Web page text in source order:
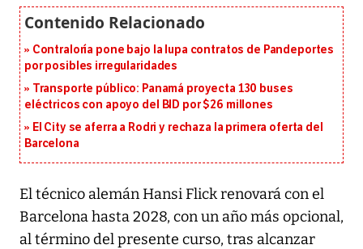
Contraloría pone bajo la lupa contratos de Pandeportes
por posibles irregularidades
Transporte público: Panamá proyecta 130 buses
eléctricos con apoyo del BID por $26 millones
El City se aferra a Rodri y rechaza la primera oferta del
Barcelona
El técnico alemán Hansi Flick renovará con el
Barcelona hasta 2028, con un año más opcional,
al término del presente curso, tras alcanzar